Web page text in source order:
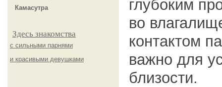
Камасутра
Здесь знакомства
с сильными парнями
и красивыми девушками
глубоким
во
контактом
важно для
близости.